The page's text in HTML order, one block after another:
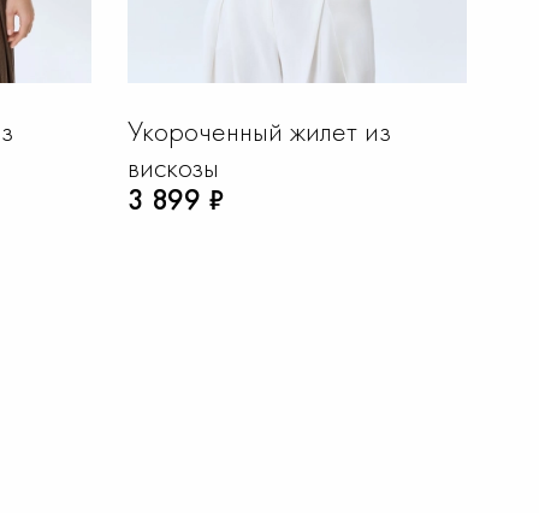
Укороченный жилет из
вискозы
3 899 ₽